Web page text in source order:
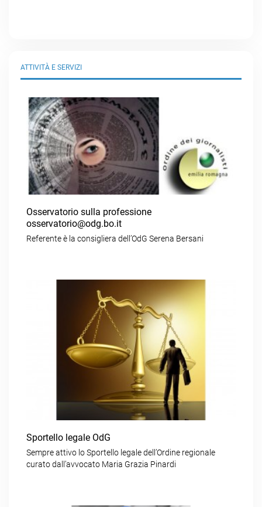
ATTIVITÀ E SERVIZI
Osservatorio sulla professione
osservatorio@odg.bo.it
Referente è la consigliera dell’OdG Serena Bersani
Sportello legale OdG
Sempre attivo lo Sportello legale dell’Ordine regionale
curato dall’avvocato Maria Grazia Pinardi